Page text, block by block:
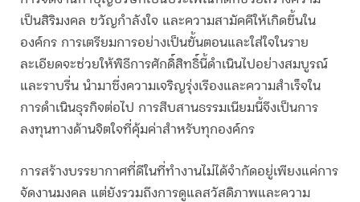
เป็นสิริมงคล ขวัญกำลังใจ และความสามัคคีให้เกิดขึ้นใน
องค์กร การเตรียมการอย่างเป็นขั้นตอนและใส่ใจในราย
ละเอียดจะช่วยให้พิธีการศักดิ์สิทธิ์นี้ดำเนินไปอย่างสมบูรณ์
และราบรื่น นำมาซึ่งความเจริญรุ่งเรืองและความสำเร็จใน
การดำเนินธุรกิจต่อไป การสืบสานธรรมเนียมนี้จึงเป็นการ
ลงทุนทางด้านจิตใจที่คุ้มค่าสำหรับทุกองค์กร
การสร้างบรรยากาศที่ดีในที่ทำงานไม่ได้จำกัดอยู่เพียงแค่การ
จัดงานมงคล แต่ยังรวมถึงการดูแลสวัสดิภาพและความ